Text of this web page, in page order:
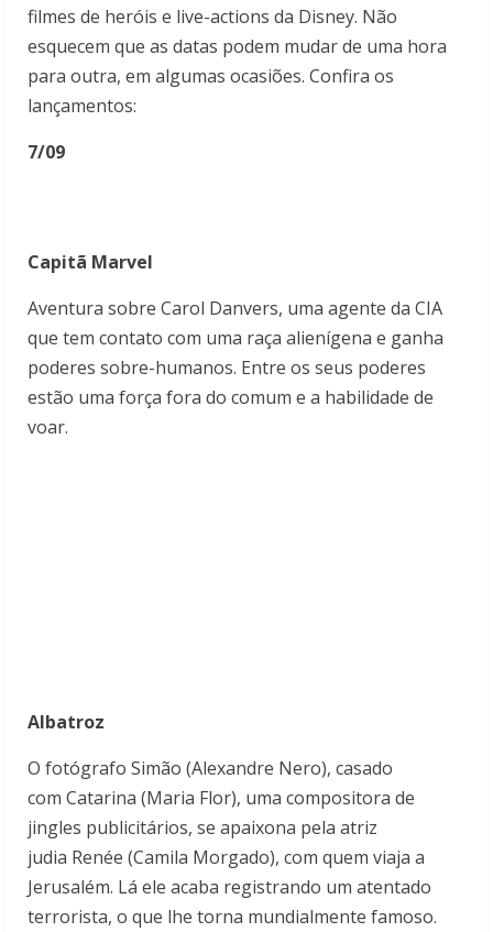
filmes de heróis e live-actions da Disney. Não
esquecem que as datas podem mudar de uma hora
para outra, em algumas ocasiões. Confira os
lançamentos:
7/09
Capitã Marvel
Aventura sobre Carol Danvers, uma agente da CIA
que tem contato com uma raça alienígena e ganha
poderes sobre-humanos. Entre os seus poderes
estão uma força fora do comum e a habilidade de
voar.
Albatroz
O fotógrafo Simão (Alexandre Nero), casado
com Catarina (Maria Flor), uma compositora de
jingles publicitários, se apaixona pela atriz
judia Renée (Camila Morgado), com quem viaja a
Jerusalém. Lá ele acaba registrando um atentado
terrorista, o que lhe torna mundialmente famoso.